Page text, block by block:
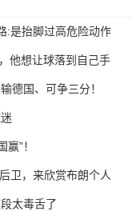
:是抬脚过高危险动作
他想让球落到自己手
德国、可争三分！
”！
卫，来欣赏布朗个人
太毒舌了